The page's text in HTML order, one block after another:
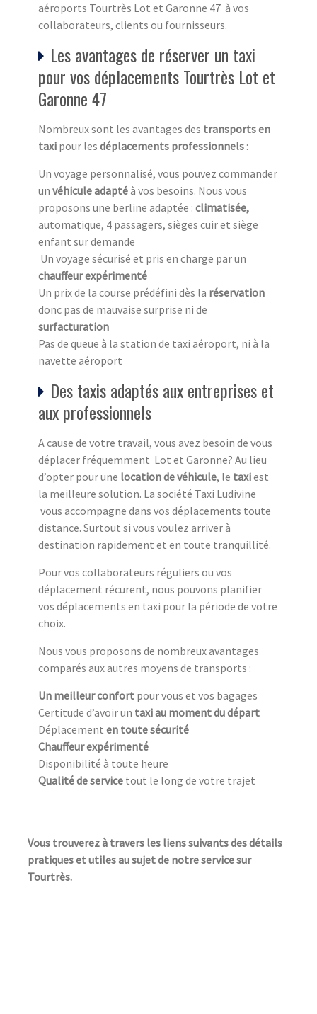
aéroports Tourtrès Lot et Garonne 47 à vos
collaborateurs, clients ou fournisseurs.
Les avantages de réserver un taxi
pour vos déplacements Tourtrès Lot et
Garonne 47
Nombreux sont les avantages des transports en
taxi pour les déplacements professionnels :
Un voyage personnalisé, vous pouvez commander
un véhicule adaptéà vos besoins. Nous vous
proposons une berline adaptée : climatisée,
automatique, 4 passagers, sièges cuir et siège
enfant sur demande
Un voyage sécurisé et pris en charge par un
chauffeur expérimenté
Un prix de la course prédéfini dès la réservation
donc pas de mauvaise surprise ni de
surfacturation
Pas de queue à la station de taxi aéroport, ni à la
navette aéroport
Des taxis adaptés aux entreprises et
aux professionnels
A cause de votre travail, vous avez besoin de vous
déplacer fréquemment Lot et Garonne? Au lieu
d’opter pour une location de véhicule, le taxiest
la meilleure solution. La société Taxi Ludivine
vous accompagne dans vos déplacements toute
distance. Surtout si vous voulez arriver à
destination rapidement et en toute tranquillité.
Pour vos collaborateurs réguliers ou vos
déplacement récurent, nous pouvons planifier
vos déplacements en taxi pour la période de votre
choix.
Nous vous proposons de nombreux avantages
comparés aux autres moyens de transports :
Un meilleur confort pour vous et vos bagages
Certitude d’avoir un taxi au moment du départ
Déplacement en toute sécurité
Chauffeur expérimenté
Disponibilité à toute heure
Qualité de service tout le long de votre trajet
Vous trouverez à travers les liens suivants des détails
pratiques et utiles au sujet de notre service sur
Tourtrès.